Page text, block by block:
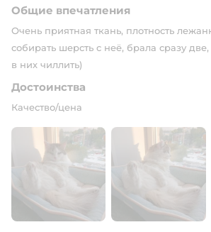
Общие впечатления
Очень приятная ткань, плотность
собирать шерсть с неё, брала сразу
в них чиллить)
Достоинства
Качество/цена